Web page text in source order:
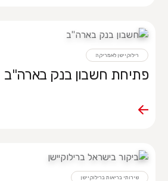
רילוקיישן לאמריקה
פתיחת חשבון בנק בארה"ב
שירותי בריאות ברילוקיישן